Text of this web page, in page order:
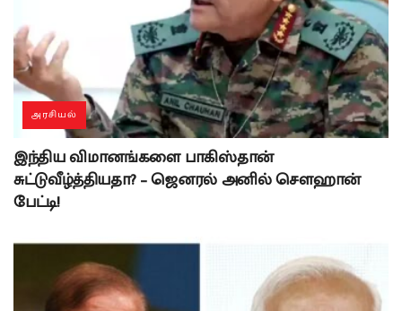
அரசியல்
இந்திய விமானங்களை பாகிஸ்தான்
சுட்டுவீழ்த்தியதா? – ஜெனரல் அனில் சௌஹான்
பேட்டி!